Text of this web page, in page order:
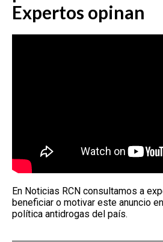
EMISIÓN 7:00
Expertos opinan
En Noticias RCN consultamos a
beneficiar o motivar este anuncio
política antidrogas del país.